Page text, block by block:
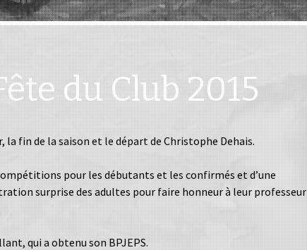
du Club 2015
la fin de la saison et le départ de Christophe Dehais.
pour les débutants et les confirmés et d’une
surprise des adultes pour faire honneur à leur professeur
qui a obtenu son BPJEPS.